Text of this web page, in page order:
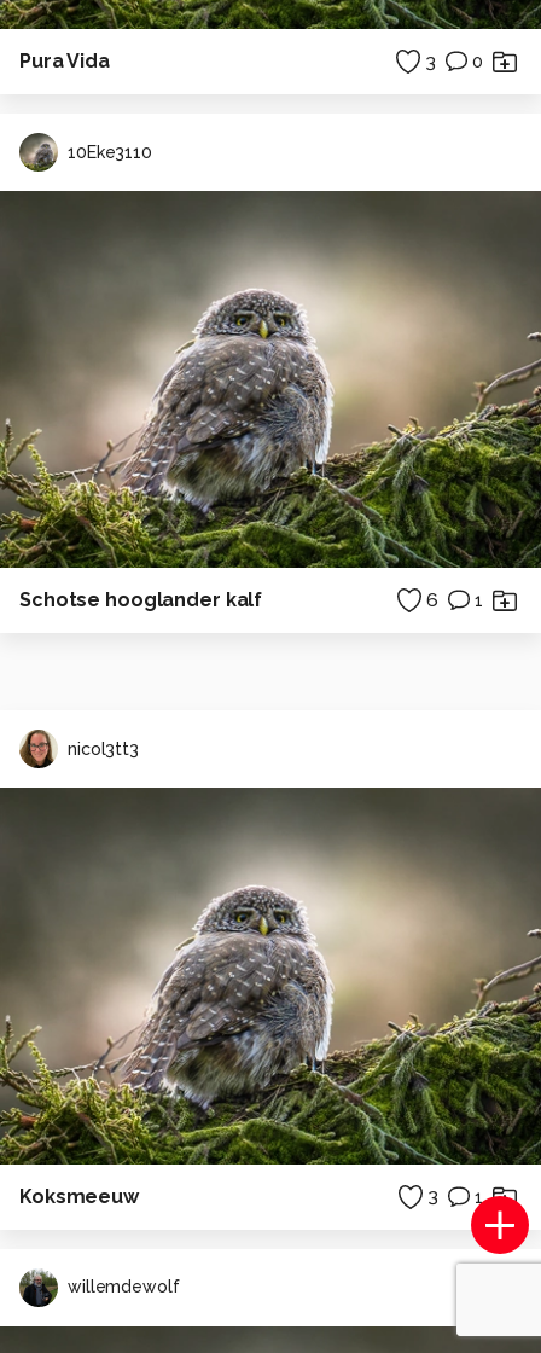
Pura Vida 3 0
10Eke3110
Schotse hooglander kalf 6 1
nicol3tt3
Koksmeeuw 3 1
willemdewolf